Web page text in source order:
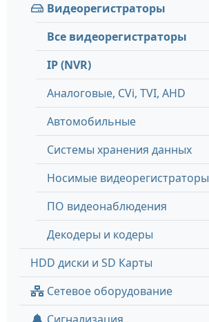
Видеорегистраторы
Все видеорегистраторы
IP (NVR)
Аналоговые, СVi, TVI, AHD
Автомобильные
Системы хранения данных
Носимые видеорегистраторы
ПО видеонаблюдения
Декодеры и кодеры
HDD диски и SD Карты
Сетевое оборудование